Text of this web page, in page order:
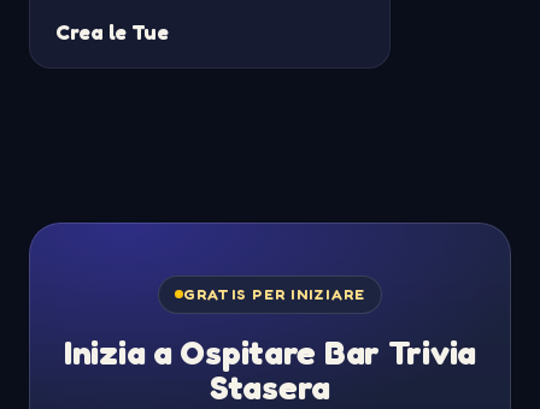
Crea le Tue
GRATIS PER INIZIARE
Inizia a Ospitare Bar Trivia
Stasera